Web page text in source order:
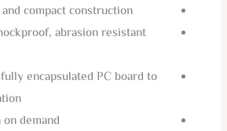
compact construction
abrasion resistant
encapsulated PC board to
demand